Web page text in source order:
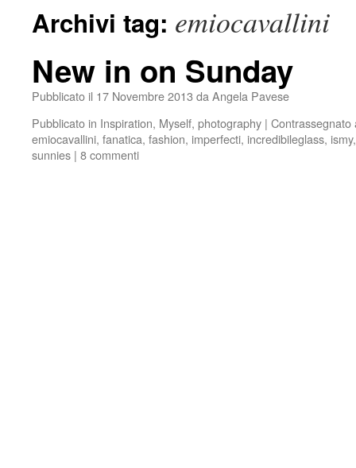
Archivi tag: emiocavallini
New in on Sunday
Pubblicato il 17 Novembre 2013 da Angela Pavese
Pubblicato in Inspiration, Myself, photography | Contrassegnato
emiocavallini, fanatica, fashion, imperfecti, incredibileglass, ismy
sunnies | 8 commenti